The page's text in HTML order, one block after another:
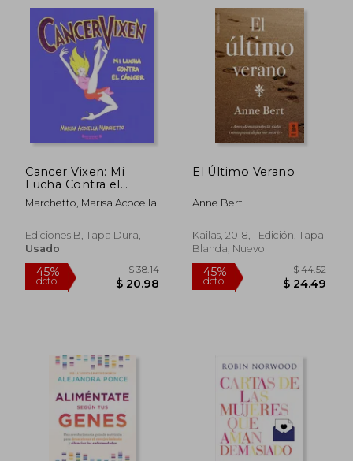
45% $ 46.28 45%
Cancer Vixen: Mi
Lucha Contra el
Cancer
Marchetto, Marisa Acocella
Ediciones B, Tapa Dura,
Usado
El Último Verano
Anne Bert
Kailas, 2018, 1 Edición, Tapa
Blanda, Nuevo